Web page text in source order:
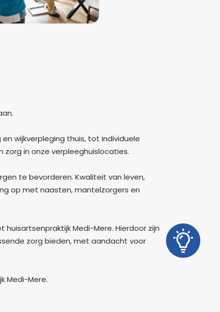
wijkverpleging thuis, tot individuele
in onze verpleeghuislocaties.
te bevorderen. Kwaliteit van leven,
op met naasten, mantelzorgers en
Medi-Mere. Hierdoor zijn
zorg bieden, met aandacht voor
Medi-Mere.